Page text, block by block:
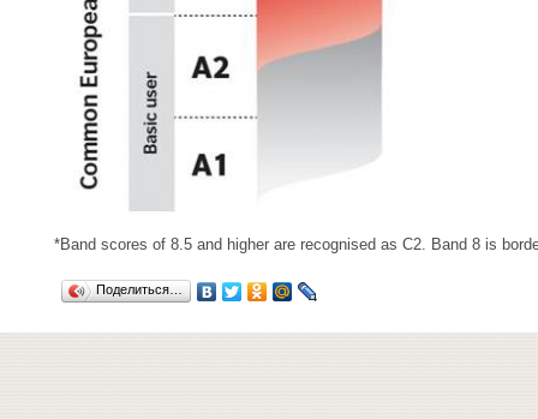
*Band scores of 8.5 and higher are recognised as C2. Band 8 is
Поделиться…